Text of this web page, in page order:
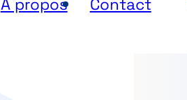
À propos Contact